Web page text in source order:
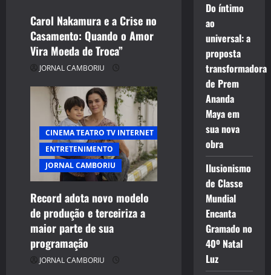
Carol Nakamura e a Crise no
Casamento: Quando o Amor
Vira Moeda de Troca”
JORNAL CAMBORIU
CINEMA TEATRO TV INTERNET
ENTRETENIMENTO
JORNAL CAMBORIU
Record adota novo modelo
de produção e terceiriza a
maior parte de sua
programação
JORNAL CAMBORIU
Do íntimo
ao
universal: a
proposta
transformadora
de Prem
Ananda
Maya em
sua nova
obra
Ilusionismo
de Classe
Mundial
Encanta
Gramado no
40º Natal
Luz